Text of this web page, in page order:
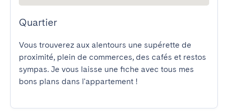
Quartier
Vous trouverez aux alentours une supérette de
proximité, plein de commerces, des cafés et restos
sympas. Je vous laisse une fiche avec tous mes
bons plans dans l'appartement !